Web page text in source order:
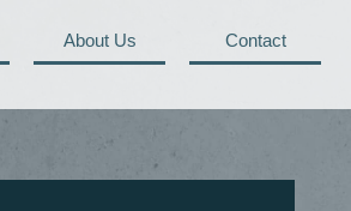
About Us Contact